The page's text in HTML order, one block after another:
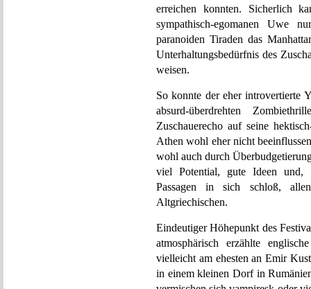
erreichen konnten. Sicherlich
sympathisch-egomanen Uwe
paranoiden Tiraden das
Unterhaltungsbedürfnis des
weisen.
So konnte der eher introvertierte
absurd-überdrehten
Zuschauerecho auf seine
Athen wohl eher nicht
wohl auch durch
viel Potential, gute Ideen und,
Passagen in sich schloß,
Altgriechischen.
Eindeutiger Höhepunkt des
atmosphärisch erzählte
vielleicht am ehesten an Emir
in einem kleinen Dorf in